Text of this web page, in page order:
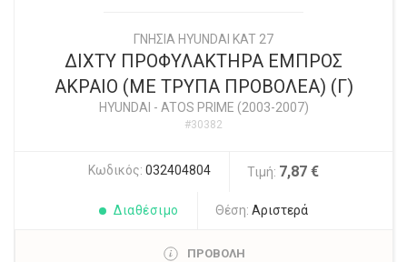
ΓΝΗΣΙΑ HYUNDAI KAT 27
ΔΙΧΤΥ ΠΡΟΦΥΛΑΚΤΗΡΑ ΕΜΠΡΟΣ
ΑΚΡΑΙΟ (ΜΕ ΤΡΥΠΑ ΠΡΟΒΟΛΕΑ) (Γ)
HYUNDAI - ATOS PRIME (2003-2007)
#30382
Κωδικός: 032404804 Τιμή: 7,87 €
Διαθέσιμο Θέση: Αριστερά
ΠΡΟΒΟΛΗ